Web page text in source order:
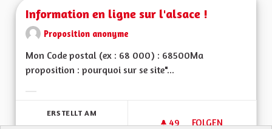
Information en ligne sur l'alsace !
Proposition anonyme
Mon Code postal (ex : 68 000) : 68500Ma
proposition : pourquoi sur se site"...
ERSTELLT AM
49 49 FOLLOWER
FOLGEN